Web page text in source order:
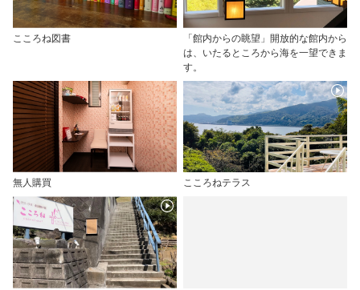
こころね図書
「館内からの眺望」開放的な館内から
は、いたるところから海を一望できま
す。
無人購買 こころねテラス